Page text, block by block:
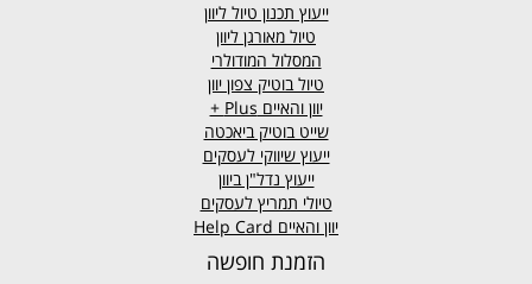
ייעוץ תכנון טיול ליוון
טיול מאורגן ליוון
המסלול המודולרי
טיול בוטיק צפון יוון
יוון והאיים Plus +
שייט בוטיק ביאכטה
ייעוץ שיווקי לעסקים
ייעוץ נדל"ן ביוון
טיולי תמריץ לעסקים
יוון והאיים Help Card
הזמנת חופשה